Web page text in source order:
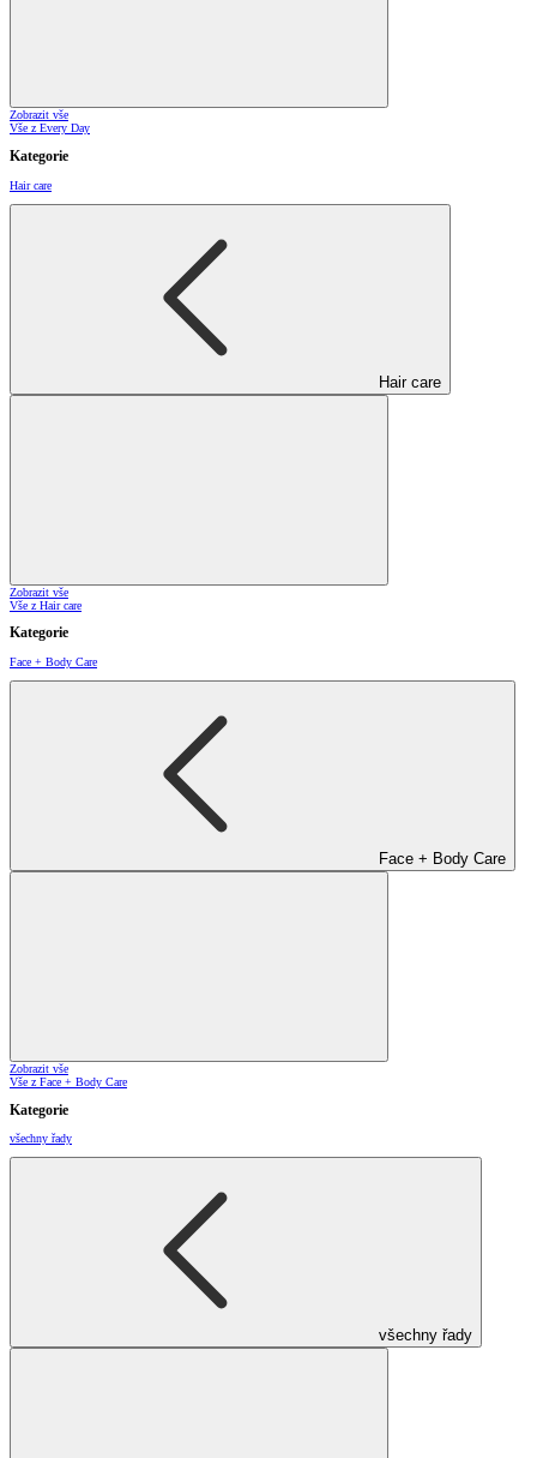
Zobrazit vše
Vše z Every Day
Kategorie
Hair care
Hair care
Zobrazit vše
Vše z Hair care
Kategorie
Face + Body Care
Face + Body Care
Zobrazit vše
Vše z Face + Body Care
Kategorie
všechny řady
všechny řady